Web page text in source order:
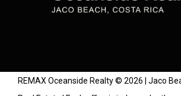
REMAX Oceanside Realty © 2026 | Jaco